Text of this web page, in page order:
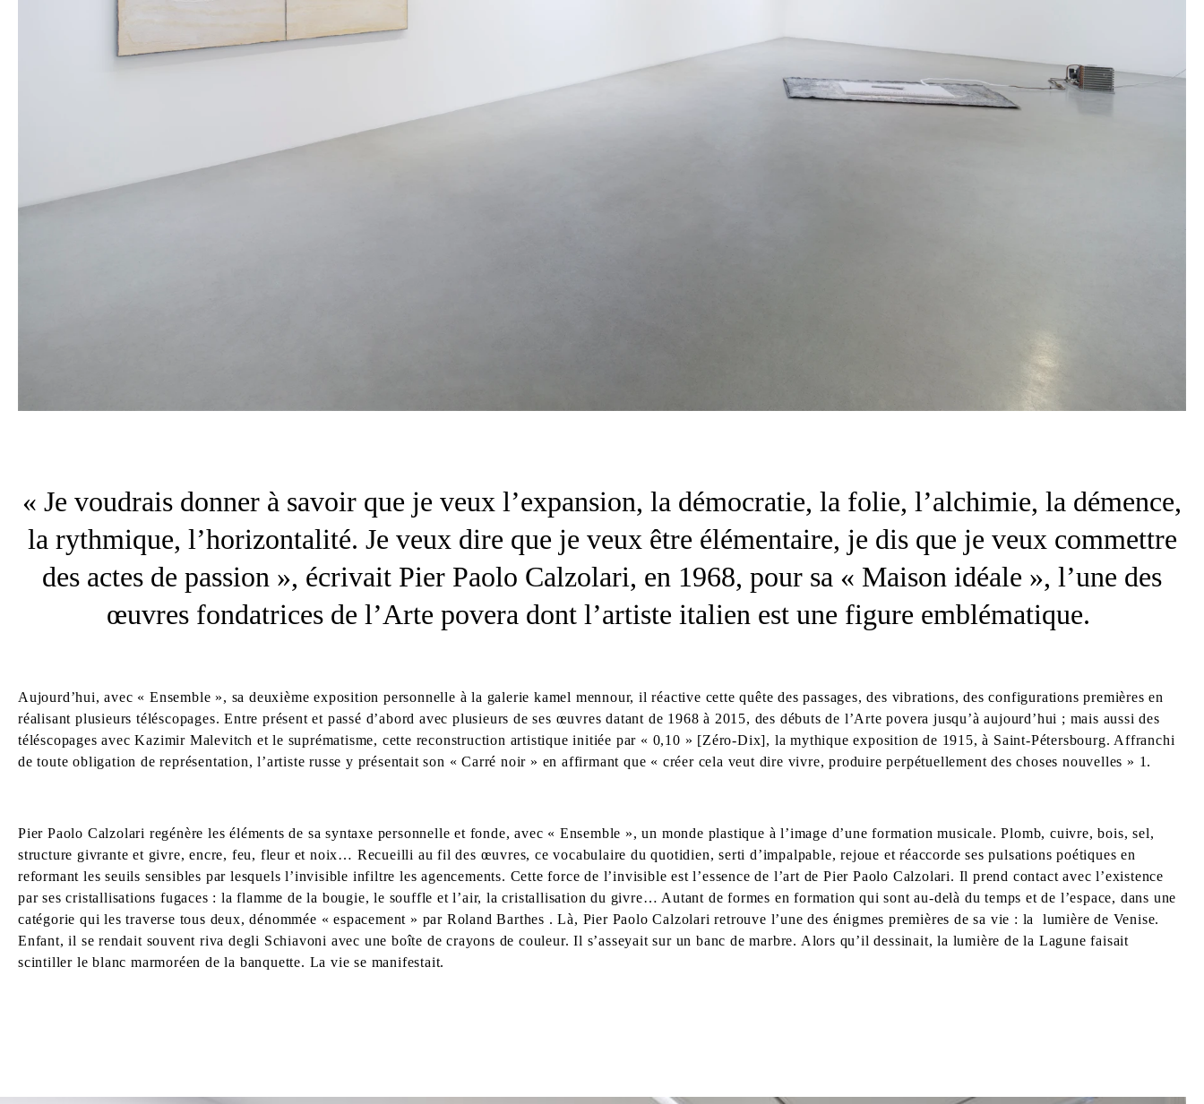
« Je voudrais donner à savoir que je veux l’expansion, la démocratie, la folie, l’alchimie, la démence,
la rythmique, l’horizontalité. Je veux dire que je veux être élémentaire, je dis que je veux commettre
des actes de passion », écrivait Pier Paolo Calzolari, en 1968, pour sa « Maison idéale », l’une des
œuvres fondatrices de l’Arte povera dont l’artiste italien est une figure emblématique.
Aujourd’hui, avec « Ensemble », sa deuxième exposition personnelle à la galerie kamel mennour, il réactive cette quête des passages, des vibrations, des configurations premières en
réalisant plusieurs téléscopages. Entre présent et passé d’abord avec plusieurs de ses œuvres datant de 1968 à 2015, des débuts de l’Arte povera jusqu’à aujourd’hui ; mais aussi des
téléscopages avec Kazimir Malevitch et le suprématisme, cette reconstruction artistique initiée par « 0,10 » [Zéro-Dix], la mythique exposition de 1915, à Saint-Pétersbourg. Affranchi
de toute obligation de représentation, l’artiste russe y présentait son « Carré noir » en affirmant que « créer cela veut dire vivre, produire perpétuellement des choses nouvelles » 1.
Pier Paolo Calzolari regénère les éléments de sa syntaxe personnelle et fonde, avec « Ensemble », un monde plastique à l’image d’une formation musicale. Plomb, cuivre, bois, sel,
structure givrante et givre, encre, feu, fleur et noix… Recueilli au fil des œuvres, ce vocabulaire du quotidien, serti d’impalpable, rejoue et réaccorde ses pulsations poétiques en
reformant les seuils sensibles par lesquels l’invisible infiltre les agencements. Cette force de l’invisible est l’essence de l’art de Pier Paolo Calzolari. Il prend contact avec l’existence
par ses cristallisations fugaces : la flamme de la bougie, le souffle et l’air, la cristallisation du givre… Autant de formes en formation qui sont au-delà du temps et de l’espace, dans une
catégorie qui les traverse tous deux, dénommée « espacement » par Roland Barthes . Là, Pier Paolo Calzolari retrouve l’une des énigmes premières de sa vie : la lumière de Venise.
Enfant, il se rendait souvent riva degli Schiavoni avec une boîte de crayons de couleur. Il s’asseyait sur un banc de marbre. Alors qu’il dessinait, la lumière de la Lagune faisait
scintiller le blanc marmoréen de la banquette. La vie se manifestait.